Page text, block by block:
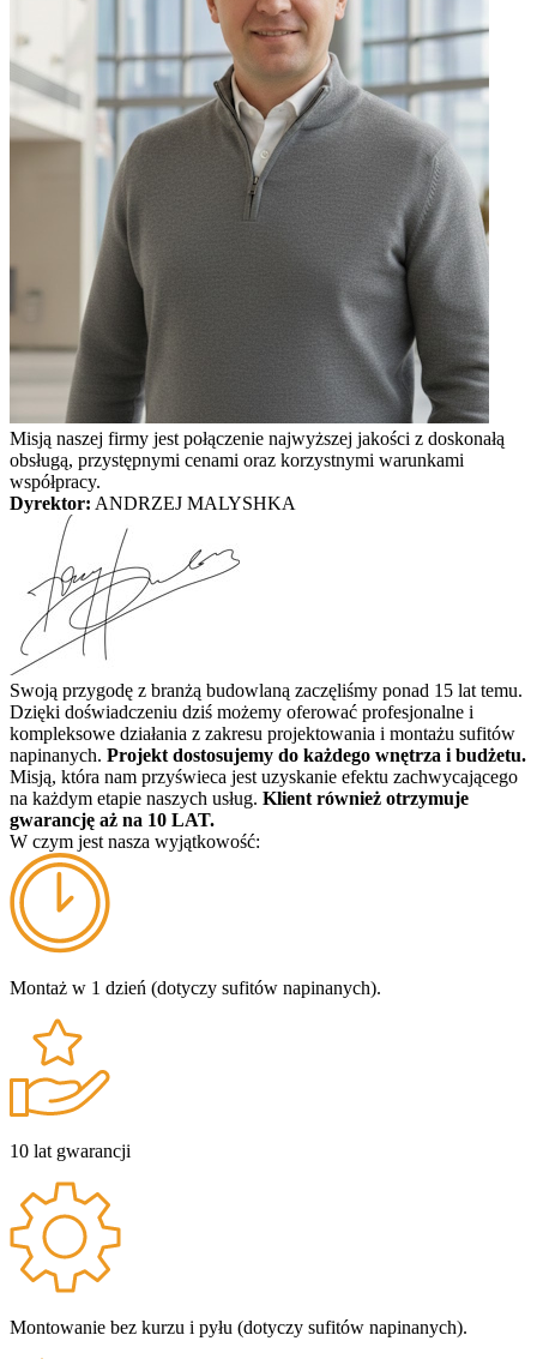
Misją naszej firmy jest połączenie najwyższej jakości z doskonałą
obsługą, przystępnymi cenami oraz korzystnymi warunkami
współpracy.
Dyrektor: ANDRZEJ MALYSHKA
Swoją przygodę z branżą budowlaną zaczęliśmy ponad 15 lat temu.
Dzięki doświadczeniu dziś możemy oferować profesjonalne i
kompleksowe działania z zakresu projektowania i montażu sufitów
napinanych. Projekt dostosujemy do każdego wnętrza i budżetu.
Misją, która nam przyświeca jest uzyskanie efektu zachwycającego
na każdym etapie naszych usług. Klient również otrzymuje
gwarancję aż na 10 LAT.
W czym jest nasza wyjątkowość:
Montaż w 1 dzień (dotyczy sufitów napinanych).
10 lat gwarancji
Montowanie bez kurzu i pyłu (dotyczy sufitów napinanych).